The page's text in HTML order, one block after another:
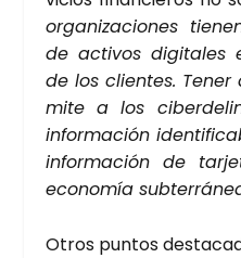
orga­ni­za­cio­nes
de acti­vos digi­ta­les
de los clien­tes.
mi­te a los
infor­ma­ción
infor­ma­ción de
eco­no­mía
Otros pun­tos